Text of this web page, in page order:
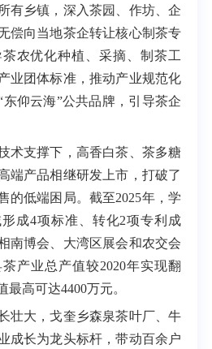
有乡镇，深入茶园、作坊、企
偿向当地茶企转让核心制茶专
农优化种植、采摘、制茶工
业团体标准，推动产业规范化
仰云海”公共品牌，引导茶企
支撑下，高香白茶、茶多糖
端产品相继研发上市，打破了
的低端困局。截至2025年，学
成4项标准、转化2项专利成
南博会、大湾区展会和农交会
产业总产值较2020年实现翻
高可达4400万元。
大，戈奎乡森泉茶叶厂、牛
成长为龙头标杆，带动百余户